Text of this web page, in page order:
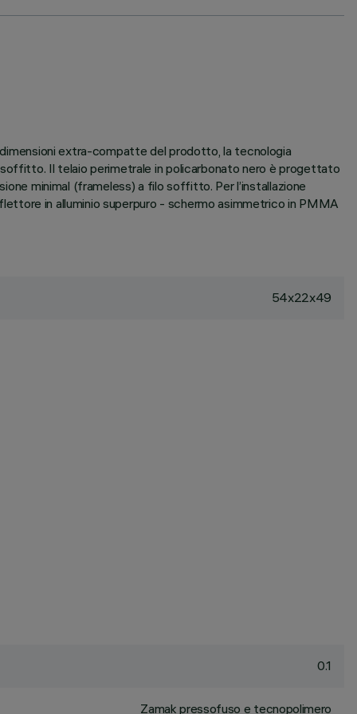
extra-compatte del prodotto, la tecnologia
Il telaio perimetrale in policarbonato nero è progettato
minimal (frameless) a filo soffitto. Per l’installazione
in alluminio superpuro - schermo asimmetrico in PMMA
54x22x49
0.1
Zamak pressofuso e tecnopolimero